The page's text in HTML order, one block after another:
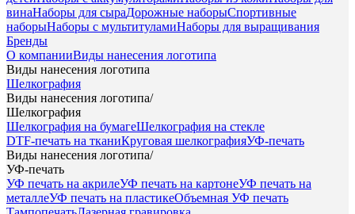
винаНаборы для сыраДорожные наборыСпортивные
наборыНаборы с мультитуламиНаборы для выращивания
Бренды
О компанииВиды нанесения логотипа
Виды нанесения логотипа
Шелкография
Виды нанесения логотипа/
Шелкография
Шелкография на бумагеШелкография на стекле
DTF-печать на тканиКруговая шелкографияУФ-печать
Виды нанесения логотипа/
УФ-печать
УФ печать на акрилеУФ печать на картонеУФ печать на
металлеУФ печать на пластикеОбъемная УФ печать